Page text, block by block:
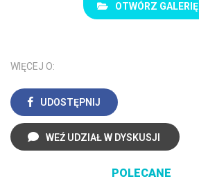
OTWÓRZ GALERIĘ
WIĘCEJ O:
UDOSTĘPNIJ
WEŹ UDZIAŁ W DYSKUSJI
POLECANE